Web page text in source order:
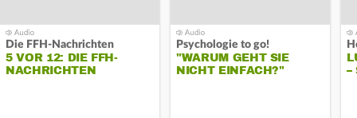
Die FFH-Nachrichten
5 VOR 12: DIE FFH-
NACHRICHTEN
Psychologie to go!
"WARUM GEHT SIE
NICHT EINFACH?"
–